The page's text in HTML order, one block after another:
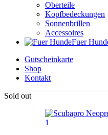
Oberteile
Kopfbedeckungen
Sonnenbrillen
Accessoires
Fuer
Gutscheinkarte
Shop
Kontakt
Sold out